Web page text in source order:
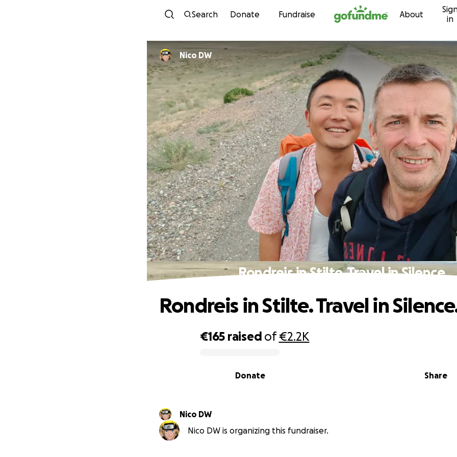
Skip to content
Search Donate Fundraise About
in
Nico DW
Rondreis in Stilte. Travel in Silence.
€165 raised of€2.2K
Share
Donate
Rondreis in Stilte. Travel in
Nico DW
Nico DW is organizing this fundraiser.